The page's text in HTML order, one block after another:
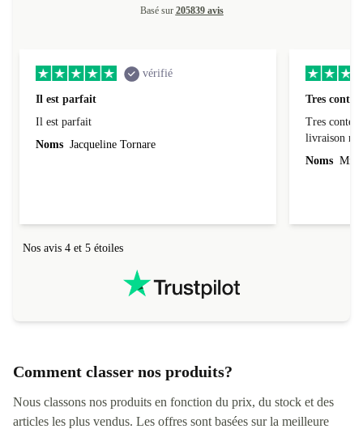
Basé sur 205839 avis
vérifié
Il est parfait
Il est parfait
Noms Jacqueline Tornare
Tres
Tres
Noms
Nos avis 4 et 5 étoiles
Comment classer nos produits?
Nous classons nos produits en fonction du prix, du stock et des
articles les plus vendus. Les offres sont basées sur la meilleure